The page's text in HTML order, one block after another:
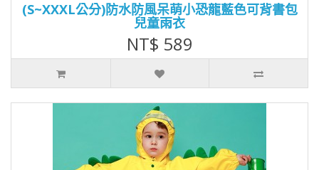
(S~XXXL公分)防水防風呆萌小恐龍藍色可背書包
兒童雨衣
NT$ 589